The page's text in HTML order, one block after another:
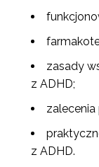
zasady
z ADHD;
z ADHD.